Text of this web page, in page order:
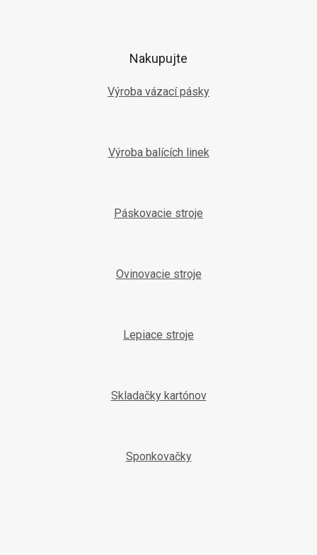
Nakupujte
Výroba vázací pásky
Výroba balících linek
Páskovacie stroje
Ovinovacie stroje
Lepiace stroje
Skladačky kartónov
Sponkovačky